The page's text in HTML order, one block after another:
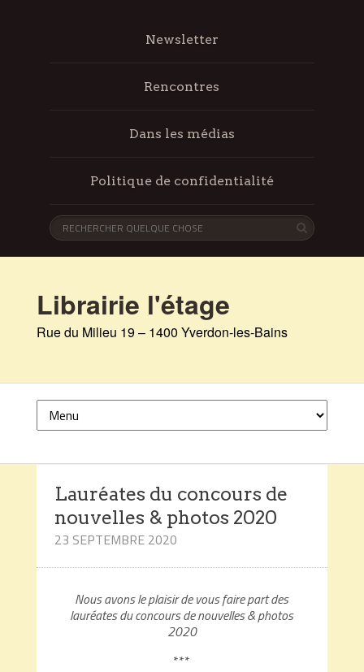
Newsletter
Rencontres
Dans les médias
Politique de confidentialité
Librairie l'étage
Rue du Milieu 19 – 1400 Yverdon-les-Bains
Lauréates du concours de
nouvelles & photos 2020
23 SEPTEMBRE 2020
Nous avons le plaisir de vous faire part des
lauréates du concours de nouvelles & photos
2020
***